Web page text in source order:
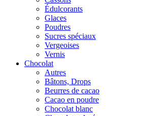
Édulcorants
Glaces
Poudres
Sucres spéciaux
Vergeoises
Vernis
Chocolat
Autres
Bâtons, Drops
Beurres de cacao
Cacao en poudre
Chocolat blanc